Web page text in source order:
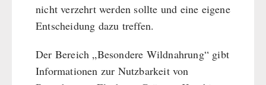
nicht verzehrt werden sollte und eine eigene
Entscheidung dazu treffen.
Der Bereich „Besondere Wildnahrung“ gibt
Informationen zur Nutzbarkeit von